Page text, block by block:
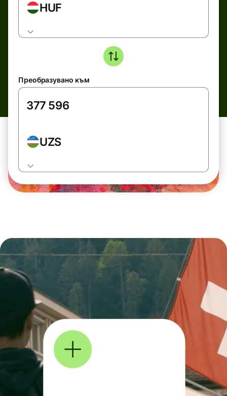
HUF
Преобразувано към
UZS